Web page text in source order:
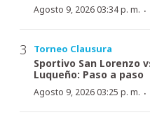
Agosto 9, 2026 03:34 p. m. ·
Torneo Clausura
Sportivo San Lorenzo
Luqueño: Paso a paso
Agosto 9, 2026 03:25 p. m. ·